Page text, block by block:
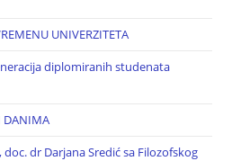
UNIVERZITETA
diplomiranih studenata
DANIMA
dr Darjana Sredić sa Filozofskog